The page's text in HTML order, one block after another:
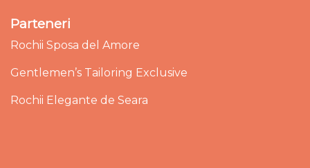
Parteneri
Rochii Sposa del Amore
Gentlemen’s Tailoring Exclusive
Rochii Elegante de Seara